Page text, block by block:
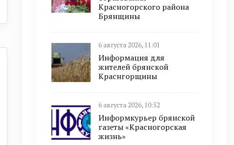
Красногорского района
Брянщины
6 августа 2026, 11:01
Информация для
жителей брянской
Краснгорщины
6 августа 2026, 10:52
Информкурьер брянской
газеты «Красногорская
жизнь»